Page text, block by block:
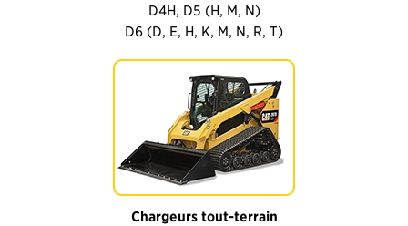
D4H, D5 (H, M, N)
D6 (D, E, H, K, M, N, R, T)
Chargeurs tout-terrain